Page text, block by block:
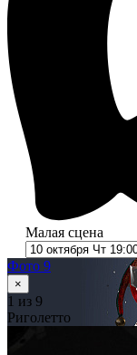
Малая сцена
Фото 9
×
1 из 9
Риголетто